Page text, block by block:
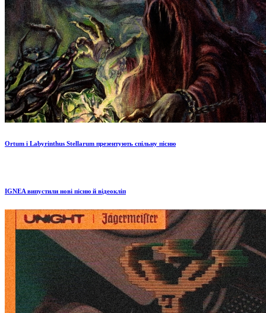
Ortum і Labyrinthus Stellarum презентують спільну пісню
IGNEA випустили нові пісню й відеокліп